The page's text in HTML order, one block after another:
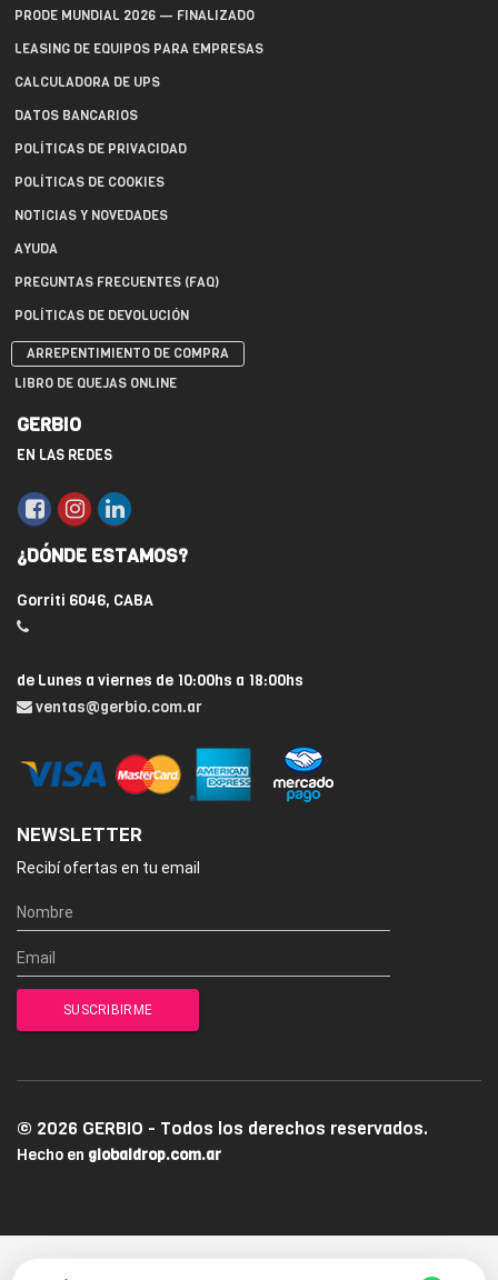
PRODE MUNDIAL 2026 — FINALIZADO
LEASING DE EQUIPOS PARA EMPRESAS
CALCULADORA DE UPS
DATOS BANCARIOS
POLÍTICAS DE PRIVACIDAD
POLÍTICAS DE COOKIES
NOTICIAS Y NOVEDADES
AYUDA
PREGUNTAS FRECUENTES (FAQ)
POLÍTICAS DE DEVOLUCIÓN
ARREPENTIMIENTO DE COMPRA
LIBRO DE QUEJAS ONLINE
GERBIO
EN LAS REDES
¿DÓNDE ESTAMOS?
Gorriti 6046, CABA
de Lunes a viernes de 10:00hs a 18:00hs
ventas@gerbio.com.ar
NEWSLETTER
Recibí ofertas en tu email
© 2026 GERBIO - Todos los derechos reservados.
Hecho en globaldrop.com.ar